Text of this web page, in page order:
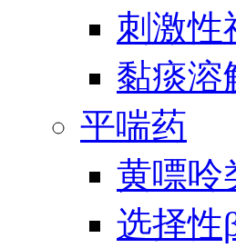
刺激性
黏痰溶
平喘药
黄嘌呤
选择性